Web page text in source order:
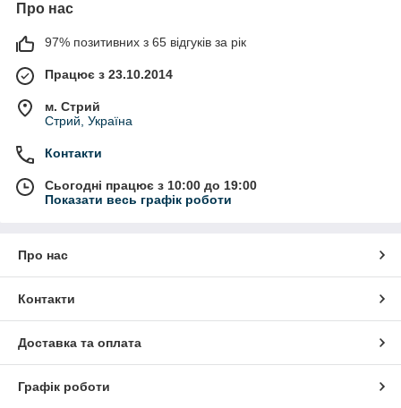
Про нас
97% позитивних з 65 відгуків за рік
Працює з 23.10.2014
м. Стрий
Стрий, Україна
Контакти
Сьогодні працює з 10:00 до 19:00
Показати весь графік роботи
Про нас
Контакти
Доставка та оплата
Графік роботи